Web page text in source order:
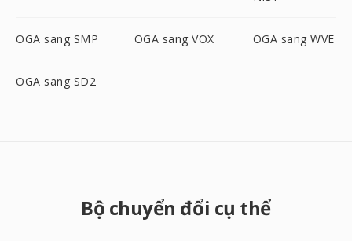
OGA sang SMP OGA sang VOX OGA sang WVE
OGA sang SD2
Bộ chuyển đổi cụ thể